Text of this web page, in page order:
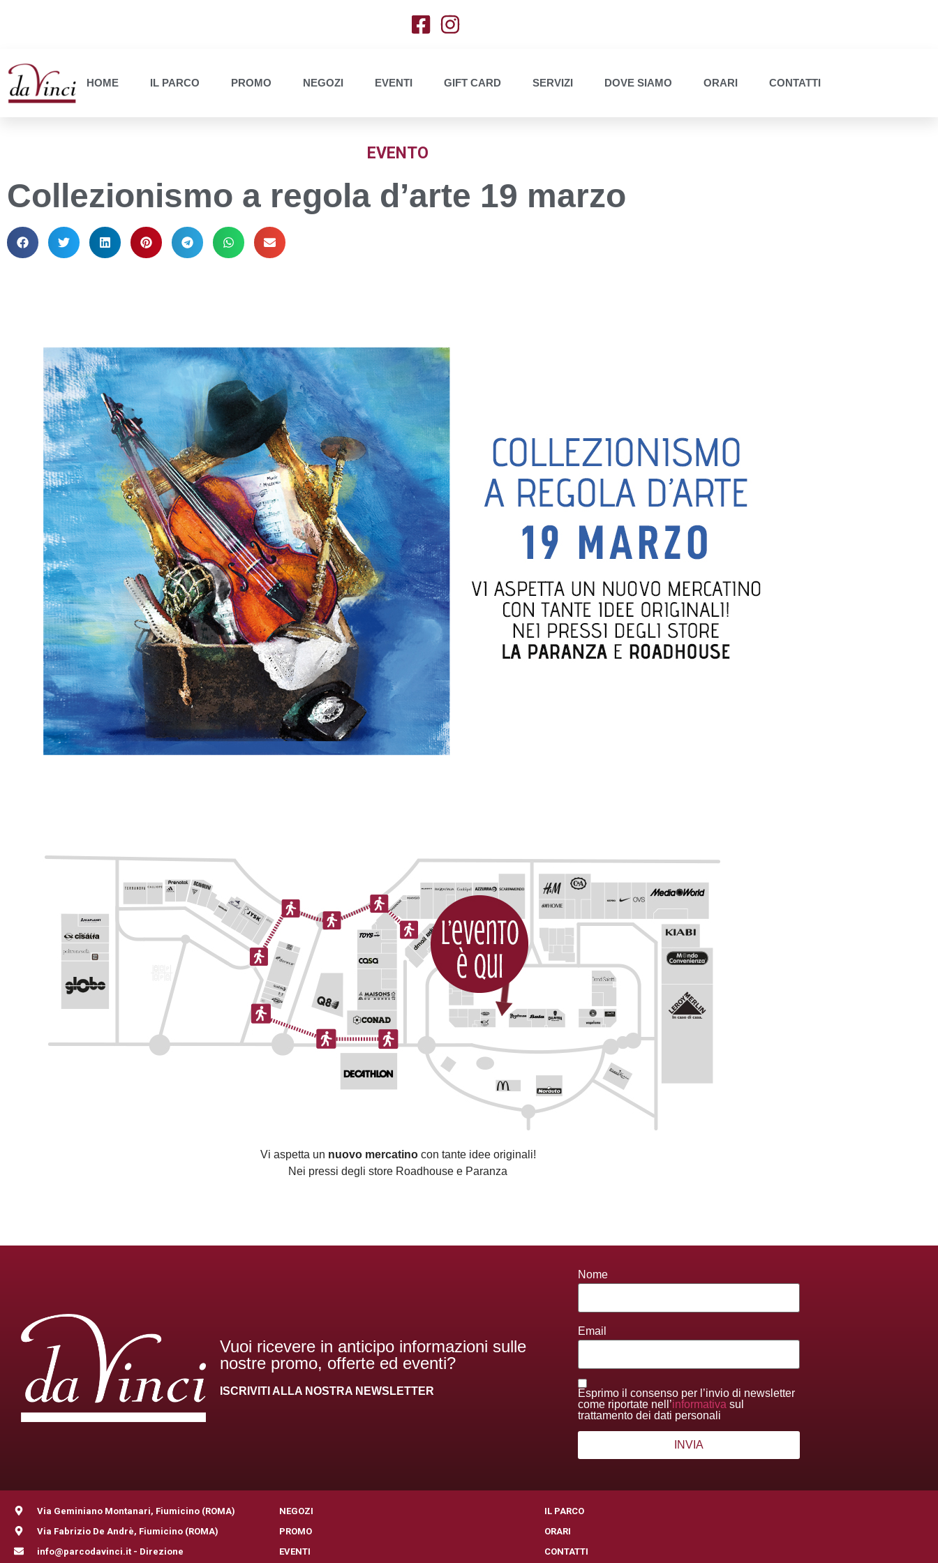
HOME IL PARCO PROMO NEGOZI EVENTI GIFT CARD SERVIZI DOVE SIAMO ORARI CONTATTI
EVENTO
Collezionismo a regola d’arte 19 marzo
Vi aspetta un nuovo mercatino con tante idee originali!
Nei pressi degli store Roadhouse e Paranza
Vuoi ricevere in anticipo informazioni sulle
nostre promo, offerte ed eventi?
ISCRIVITI ALLA NOSTRA NEWSLETTER
Nome
Email
Esprimo il consenso per l’invio di newsletter
come riportate nell’informativa sul
trattamento dei dati personali
Via Geminiano Montanari, Fiumicino (ROMA)
Via Fabrizio De Andrè, Fiumicino (ROMA)
info@parcodavinci.it - Direzione
NEGOZI
PROMO
EVENTI
IL PARCO
ORARI
CONTATTI